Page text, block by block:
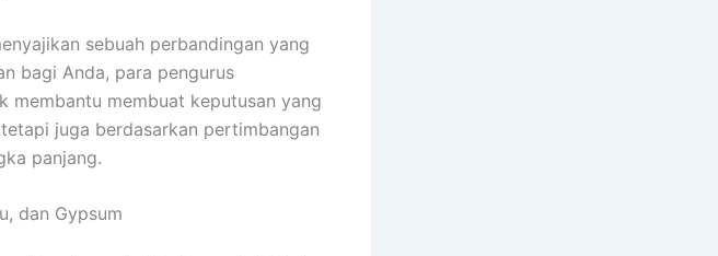
sebuah perbandingan yang
bagi Anda, para pengurus
membantu membuat keputusan yang
juga berdasarkan pertimbangan
panjang.
dan Gypsum